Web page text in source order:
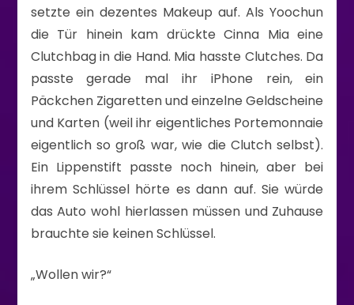
setzte ein dezentes Makeup auf. Als Yoochun
die Tür hinein kam drückte Cinna Mia eine
Clutchbag in die Hand. Mia hasste Clutches. Da
passte gerade mal ihr iPhone rein, ein
Päckchen Zigaretten und einzelne Geldscheine
und Karten (weil ihr eigentliches Portemonnaie
eigentlich so groß war, wie die Clutch selbst).
Ein Lippenstift passte noch hinein, aber bei
ihrem Schlüssel hörte es dann auf. Sie würde
das Auto wohl hierlassen müssen und Zuhause
brauchte sie keinen Schlüssel.
„Wollen wir?“